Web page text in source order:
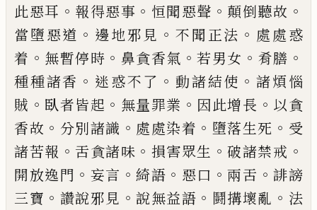
此惡耳 。 報得惡事 。 恒聞惡聲 。 顛倒聽故 。
當墮惡道 。 邊地邪見 。 不聞正法 。 處處惑
着 。 無暫停時 。 鼻貪香氣 。若男女 。 肴膳 。
種種諸香 。 迷惑不了 。 動諸結使 。 諸煩惱
賊 。 臥者皆起 。 無量罪業 。 因此增長 。 以貪
香故 。 分別諸識 。 處處染着 。 墮落生死 。 受
諸苦報 。 舌貪諸味 。 損害眾生 。破諸禁戒 。
開放逸門 。 妄言 。綺語 。 惡口 。兩舌 。誹謗
三寶 。 讚說邪見 。說無益語 。 鬪搆壞亂 。 法